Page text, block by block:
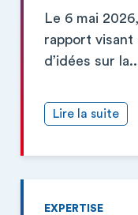
Le 6 mai
rapport visant
d’idées sur
Lire la suite
EXPERTISE